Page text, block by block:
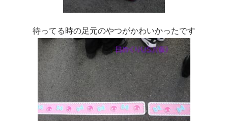
待ってる時の足元のやつがかわいかったです